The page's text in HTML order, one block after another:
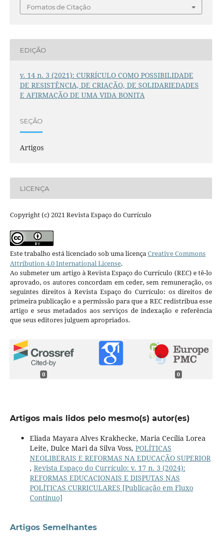
Fomatos de Citação
EDIÇÃO
v. 14 n. 3 (2021): CURRÍCULO COMO POSSIBILIDADE
DE RESISTÊNCIA, DE CRIAÇÃO, DE SOLIDARIEDADES
E AFIRMAÇÃO DE UMA VIDA BONITA
SEÇÃO
Artigos
LICENÇA
Copyright (c) 2021 Revista Espaço do Currículo
Este trabalho está licenciado sob uma licençaCreative Commons
Attribution 4.0 International License.
Ao submeter um artigo à Revista Espaço do Currículo (REC) e tê-lo
aprovado, os autores concordam em ceder, sem remuneração, os
seguintes direitos à Revista Espaço do Currículo: os direitos de
primeira publicação e a permissão para que a REC redistribua esse
artigo e seus metadados aos serviços de indexação e referência
que seus editores julguem apropriados.
0 0
Artigos mais lidos pelo mesmo(s) autor(es)
Eliada Mayara Alves Krakhecke, Maria Cecília Lorea
Leite, Dulce Mari da Silva Voss, POLÍTICAS
NEOLIBERAIS E REFORMAS NA EDUCAÇÃO SUPERIOR
, Revista Espaço do Currículo: v. 17 n. 3 (2024):
REFORMAS EDUCACIONAIS E DISPUTAS NAS
POLÍTICAS CURRICULARES [Publicação em Fluxo
Contínuo]
Artigos Semelhantes